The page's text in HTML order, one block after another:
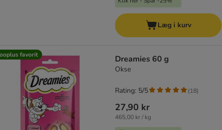
Læg i kurv
favorit Dreamies 60 g
Okse
27,90 kr
465,00 kr / kg
Rating: 5/5 (18)